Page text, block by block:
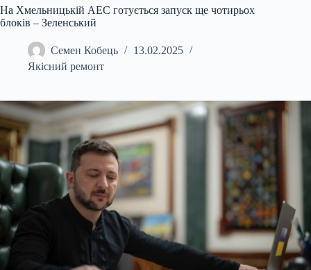
На Хмельницькій АЕС готується запуск ще чотирьох
блоків – Зеленський
Семен Кобець
13.02.2025
Якісний ремонт